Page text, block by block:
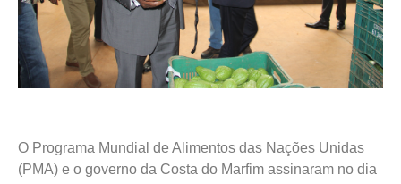
O Programa Mundial de Alimentos das Nações Unidas
(PMA) e o governo da Costa do Marfim assinaram no dia